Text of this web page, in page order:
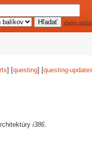
všetky
] [questing] [questing-updates
i386.